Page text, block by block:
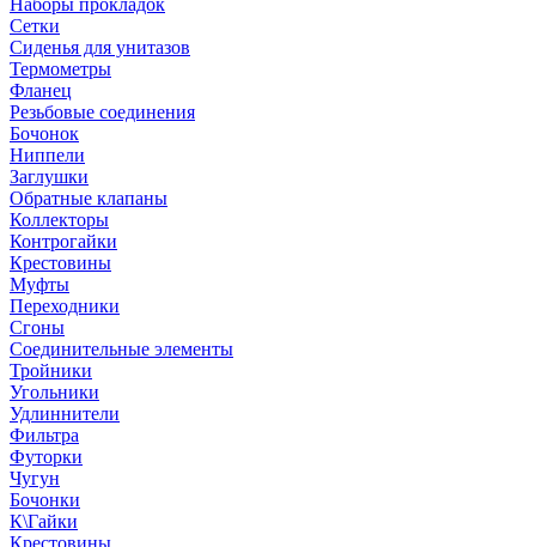
Наборы прокладок
Сетки
Сиденья для унитазов
Термометры
Фланец
Резьбовые соединения
Бочонок
Ниппели
Заглушки
Обратные клапаны
Коллекторы
Контрогайки
Крестовины
Муфты
Переходники
Сгоны
Соединительные элементы
Тройники
Угольники
Удлиннители
Фильтра
Футорки
Чугун
Бочонки
К\Гайки
Крестовины